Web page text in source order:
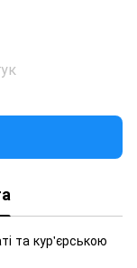
та кур'єрською